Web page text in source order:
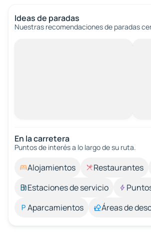
Ideas de paradas
Nuestras recomendaciones de paradas
En la carretera
Puntos de interés a lo largo de su ruta.
Alojamientos Restaurantes
Estaciones de servicio
Aparcamientos
Áreas de